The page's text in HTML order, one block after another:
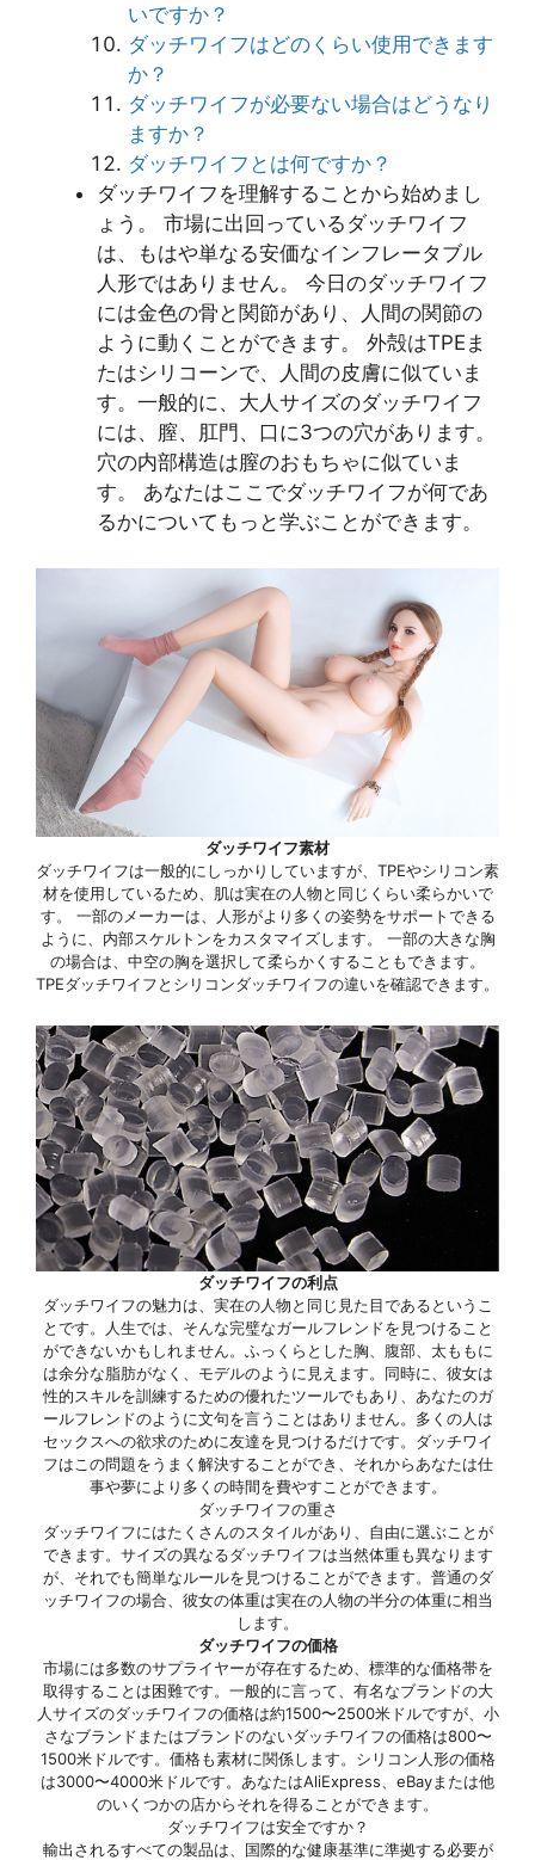
いですか？
ダッチワイフはどのくらい使用できます
か？
ダッチワイフが必要ない場合はどうなり
ますか？
ダッチワイフとは何ですか？
ダッチワイフを理解することから始めまし
ょう。 市場に出回っているダッチワイフ
は、もはや単なる安価なインフレータブル
人形ではありません。 今日のダッチワイフ
には金色の骨と関節があり、人間の関節の
ように動くことができます。 外殻はTPEま
たはシリコーンで、人間の皮膚に似ていま
す。一般的に、大人サイズのダッチワイフ
には、膣、肛門、口に3つの穴があります。
穴の内部構造は膣のおもちゃに似ていま
す。 あなたはここでダッチワイフが何であ
るかについてもっと学ぶことができます。
ダッチワイフ素材
ダッチワイフは一般的にしっかりしていますが、TPEやシリコン素
材を使用しているため、肌は実在の人物と同じくらい柔らかいで
す。 一部のメーカーは、人形がより多くの姿勢をサポートできる
ように、内部スケルトンをカスタマイズします。 一部の大きな胸
の場合は、中空の胸を選択して柔らかくすることもできます。
TPEダッチワイフとシリコンダッチワイフの違いを確認できます。
ダッチワイフの利点
ダッチワイフの魅力は、実在の人物と同じ見た目であるというこ
とです。人生では、そんな完璧なガールフレンドを見つけること
ができないかもしれません。ふっくらとした胸、腹部、太ももに
は余分な脂肪がなく、モデルのように見えます。同時に、彼女は
性的スキルを訓練するための優れたツールでもあり、あなたのガ
ールフレンドのように文句を言うことはありません。多くの人は
セックスへの欲求のために友達を見つけるだけです。ダッチワイ
フはこの問題をうまく解決することができ、それからあなたは仕
事や夢により多くの時間を費やすことができます。
ダッチワイフの重さ
ダッチワイフにはたくさんのスタイルがあり、自由に選ぶことが
できます。サイズの異なるダッチワイフは当然体重も異なります
が、それでも簡単なルールを見つけることができます。普通のダ
ッチワイフの場合、彼女の体重は実在の人物の半分の体重に相当
します。
ダッチワイフの価格
市場には多数のサプライヤーが存在するため、標準的な価格帯を
取得することは困難です。一般的に言って、有名なブランドの大
人サイズのダッチワイフの価格は約1500〜2500米ドルですが、小
さなブランドまたはブランドのないダッチワイフの価格は800〜
1500米ドルです。価格も素材に関係します。シリコン人形の価格
は3000〜4000米ドルです。あなたはAliExpress、eBayまたは他
のいくつかの店からそれを得ることができます。
ダッチワイフは安全ですか？
輸出されるすべての製品は、国際的な健康基準に準拠する必要が